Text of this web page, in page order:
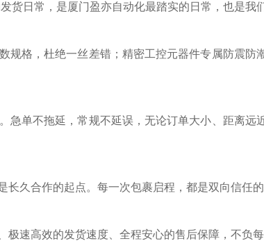
日常，是厦门盈亦自动化最踏实的日常，也是我
格，杜绝一丝差错；精密工控元器件专属防震
单不拖延，常规不延误，无论订单大小、距离
久合作的起点。每一次包裹启程，都是双向信任
速高效的发货速度、全程安心的售后保障，不负